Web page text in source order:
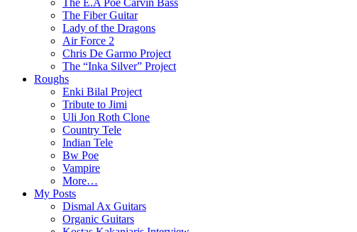
The E.A Poe Carvin Bass
The Fiber Guitar
Lady of the Dragons
Air Force 2
Chris De Garmo Project
The “Inka Silver” Project
Roughs
Enki Bilal Project
Tribute to Jimi
Uli Jon Roth Clone
Country Tele
Indian Tele
Bw Poe
Vampire
More…
My Posts
Dismal Ax Guitars
Organic Guitars